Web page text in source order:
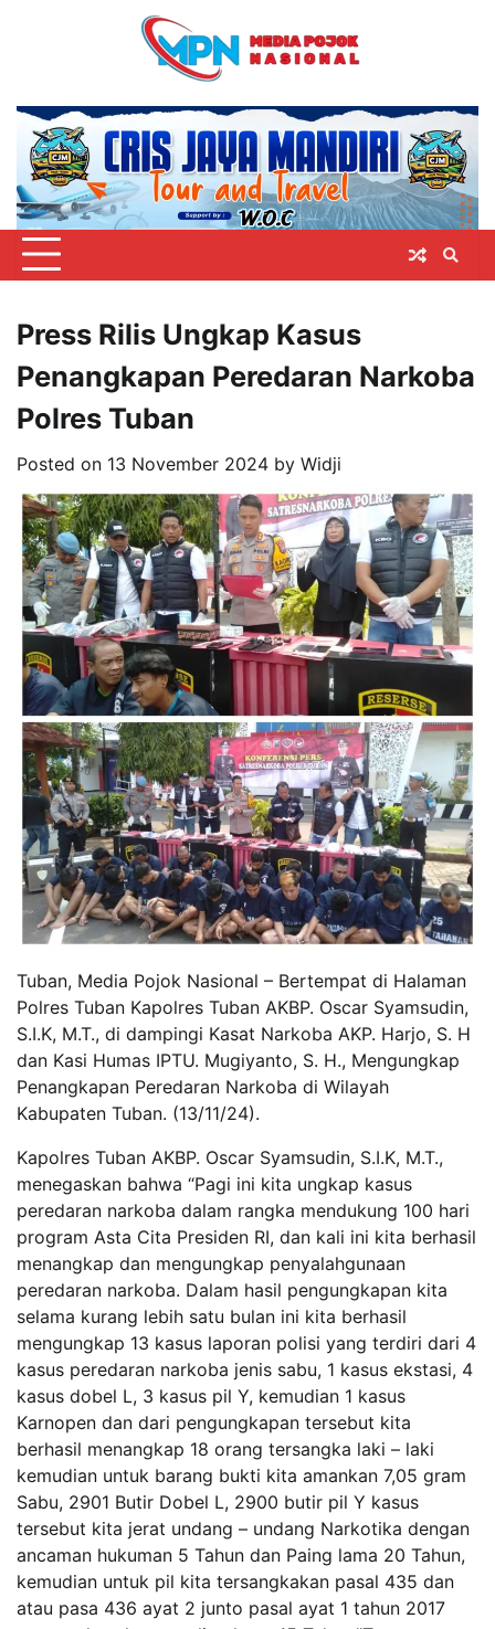
Press Rilis Ungkap Kasus
Penangkapan Peredaran Narkoba
Polres Tuban
Posted on 13 November 2024 by Widji
Tuban, Media Pojok Nasional – Bertempat di Halaman
Polres Tuban Kapolres Tuban AKBP. Oscar Syamsudin,
S.I.K, M.T., di dampingi Kasat Narkoba AKP. Harjo, S. H
dan Kasi Humas IPTU. Mugiyanto, S. H., Mengungkap
Penangkapan Peredaran Narkoba di Wilayah
Kabupaten Tuban. (13/11/24).
Kapolres Tuban AKBP. Oscar Syamsudin, S.I.K, M.T.,
menegaskan bahwa “Pagi ini kita ungkap kasus
peredaran narkoba dalam rangka mendukung 100 hari
program Asta Cita Presiden RI, dan kali ini kita berhasil
menangkap dan mengungkap penyalahgunaan
peredaran narkoba. Dalam hasil pengungkapan kita
selama kurang lebih satu bulan ini kita berhasil
mengungkap 13 kasus laporan polisi yang terdiri dari 4
kasus peredaran narkoba jenis sabu, 1 kasus ekstasi, 4
kasus dobel L, 3 kasus pil Y, kemudian 1 kasus
Karnopen dan dari pengungkapan tersebut kita
berhasil menangkap 18 orang tersangka laki – laki
kemudian untuk barang bukti kita amankan 7,05 gram
Sabu, 2901 Butir Dobel L, 2900 butir pil Y kasus
tersebut kita jerat undang – undang Narkotika dengan
ancaman hukuman 5 Tahun dan Paing lama 20 Tahun,
kemudian untuk pil kita tersangkakan pasal 435 dan
atau pasa 436 ayat 2 junto pasal ayat 1 tahun 2017